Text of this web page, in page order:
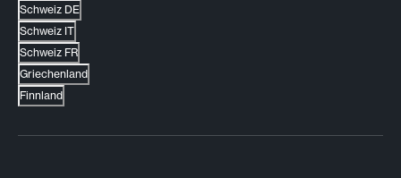
Schweiz DE
Schweiz IT
Schweiz FR
Griechenland
Finnland